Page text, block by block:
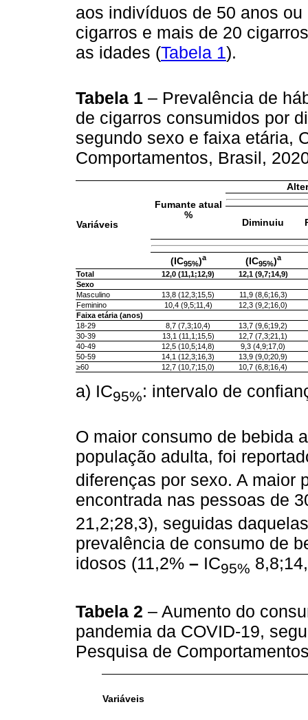
aos indivíduos de 50 anos
cigarros e mais de 20
as idades (Tabela 1).
Tabela 1 – Prevalência de
de cigarros consumidos por
segundo sexo e faixa etária,
Comportamentos, Brasil,
Variáveis
Fumante atual
%
Diminuiu
(IC95%)a (IC95%)a
Total
12,0 (11,1;12,9)
12,1 (9,7;14,9)
Sexo
Masculino
13,8 (12,3;15,5)
11,9 (8,6;16,3)
Feminino
10,4 (9,5;11,4)
12,3 (9,2;16,0)
Faixa etária (anos)
18-29
8,7 (7,3;10,4)
13,7 (9,6;19,2)
30-39
13,1 (11,1;15,5)
12,7 (7,3;21,1)
40-49
12,5 (10,5;14,8)
9,3 (4,9;17,0)
50-59
14,1 (12,3;16,3)
13,9 (9,0;20,9)
≥60
12,7 (10,7;15,0) 10,7 (6,8;16,4)
a) IC95%: intervalo de
O maior consumo de bebida
população adulta, foi
diferenças por sexo. A maior
encontrada nas pessoas de
21,2;28,3), seguidas
prevalência de consumo de
idosos (11,2% – IC95%
Tabela 2 – Aumento do
pandemia da COVID-19,
Pesquisa de
Variáveis